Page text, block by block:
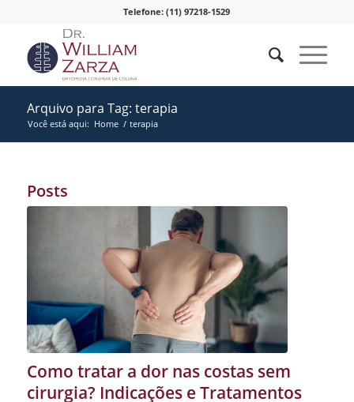
Telefone: (11) 97218-1529
Arquivo para Tag: terapia
Você está aqui: Home / terapia
Posts
Como tratar a dor nas costas sem
cirurgia? Indicações e Tratamentos